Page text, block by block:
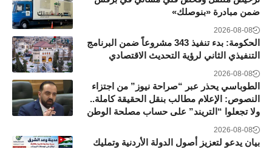
ضمن مبادرة «بنوصلك»
2026-08-08
الحكومة: بدء تنفيذ 343 مشروعاً ضمن البرنامج
التنفيذي الثاني لرؤية التحديث الاقتصادي
2026-08-08
الطوباسي يحذر عبر “صراحة نيوز” من اجتزاء
النصوص: الإعلام مطالب بنقل الحقيقة كاملة..
ولا تجعلوا “التريند” على حساب مصلحة الوطن
2026-08-08
بيان يدعو لتعزيز أصول الدولة الأردنية وتمليك